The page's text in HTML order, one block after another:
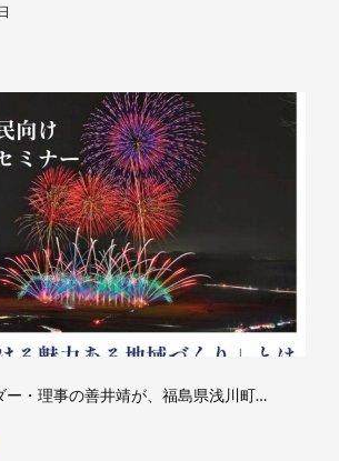
ー・理事の善井靖が、福島県浅川町…